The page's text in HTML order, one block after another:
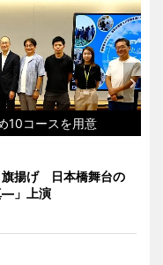
10コースを用意
旗揚げ 日本橋舞台の
―」上演